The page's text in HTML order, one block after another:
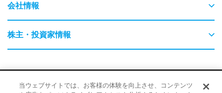
物流
交通
保守・保全
会社情報
ごあいさつ
事業内容
株主・投資家情報
企業情報
採用情報 サイトポリシー 品質・環境に対する取り組み
当ウェブサイトでは、お客様の体験を向上させ、コンテンツ